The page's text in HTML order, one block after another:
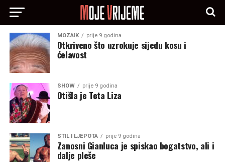
MOZAIK prije 9 godina
Otkriveno što uzrokuje sijedu kosu i
ćelavost
SHOW prije 9 godina
Otišla je Teta Liza
STIL I LJEPOTA prije 9 godina
Zanosni Gianluca je spiskao bogatstvo, ali i
dalje pleše